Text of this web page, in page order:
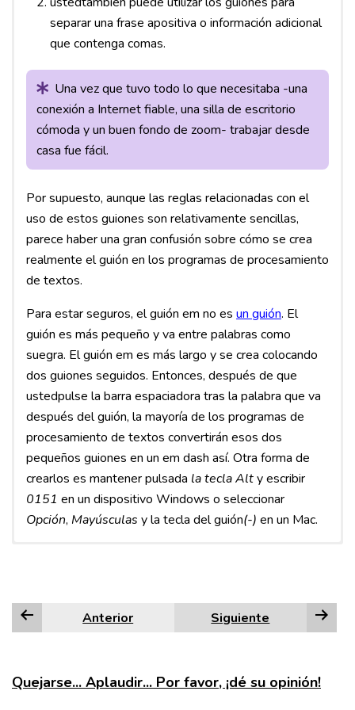
separar una frase apositiva o información adicional
que contenga comas.
Una vez que tuvo todo lo que necesitaba -una
conexión a Internet fiable, una silla de escritorio
cómoda y un buen fondo de zoom- trabajar desde
casa fue fácil.
Por supuesto, aunque las reglas relacionadas con el
uso de estos guiones son relativamente sencillas,
parece haber una gran confusión sobre cómo se crea
realmente el guión en los programas de procesamiento
de textos.
Para estar seguros, el guión em no es un guión. El
guión es más pequeño y va entre palabras como
suegra. El guión em es más largo y se crea colocando
dos guiones seguidos. Entonces, después de que
ustedpulse la barra espaciadora tras la palabra que va
después del guión, la mayoría de los programas de
procesamiento de textos convertirán esos dos
pequeños guiones en un em dash así. Otra forma de
crearlos es mantener pulsada la tecla Alty escribir
0151 en un dispositivo Windows o seleccionar
Opción, Mayúsculas y la tecla del guión(-) en un Mac.
importante. usted a menudo puede sustituir el guión en
por la palabra "a" al leerlo en voz alta.
Anterior Siguiente
Quejarse... Aplaudir... Por favor, ¡dé su opinión!